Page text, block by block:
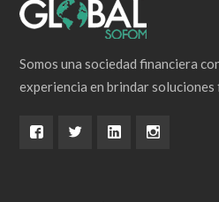
Somos una sociedad financiera
experiencia en brindar soluciones